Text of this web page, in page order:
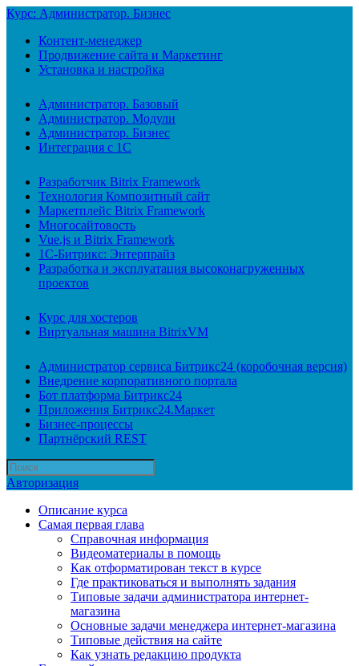
Курс: Администратор. Бизнес
Контент-менеджер
Продвижение сайта и Маркетинг
Установка и настройка
Администратор. Базовый
Администратор. Модули
Администратор. Бизнес
Интеграция с 1С
Разработчик Bitrix Framework
Технология Композитный сайт
Маркетплейс Bitrix Framework
Многосайтовость
Vue.js и Bitrix Framework
1С-Битрикс: Энтерпрайз
Разработка и эксплуатация высоконагруженных
проектов
Курс для хостеров
Виртуальная машина BitrixVM
Администратор сервиса Битрикс24 (коробочная версия)
Внедрение корпоративного портала
Бот платформа Битрикс24
Приложения Битрикс24.Маркет
Бизнес-процессы
Партнёрский REST
Авторизация
Описание курса
Самая первая глава
Справочная информация
Видеоматериалы в помощь
Как отформатирован текст в курсе
Где практиковаться и выполнять задания
Типовые задачи администратора интернет-
магазина
Основные задачи менеджера интернет-магазина
Типовые действия на сайте
Как узнать редакцию продукта